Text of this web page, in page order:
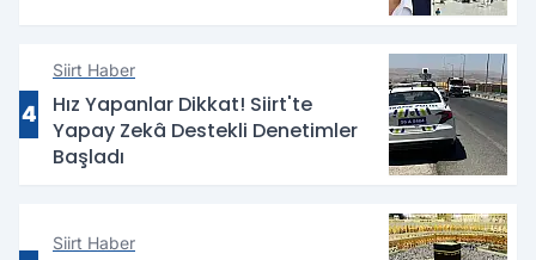
4
Siirt Haber
Hız Yapanlar Dikkat! Siirt'te
Yapay Zekâ Destekli Denetimler
Başladı
Siirt Haber